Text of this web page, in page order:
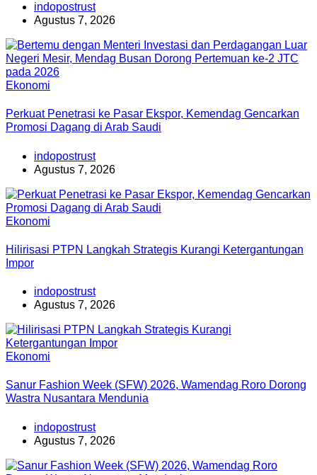
indopostrust
Agustus 7, 2026
Ekonomi
Perkuat Penetrasi ke Pasar Ekspor, Kemendag Gencarkan
Promosi Dagang di Arab Saudi
indopostrust
Agustus 7, 2026
Ekonomi
Hilirisasi PTPN Langkah Strategis Kurangi Ketergantungan
Impor
indopostrust
Agustus 7, 2026
Ekonomi
Sanur Fashion Week (SFW) 2026, Wamendag Roro Dorong
Wastra Nusantara Mendunia
indopostrust
Agustus 7, 2026